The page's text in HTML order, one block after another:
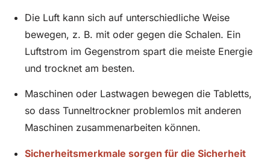
Die Luft kann sich auf unterschiedliche Weise
bewegen, z. B. mit oder gegen die Schalen. Ein
Luftstrom im Gegenstrom spart die meiste Energie
und trocknet am besten.
Maschinen oder Lastwagen bewegen die Tabletts,
so dass Tunneltrockner problemlos mit anderen
Maschinen zusammenarbeiten können.
Sicherheitsmerkmale sorgen für die Sicherheit